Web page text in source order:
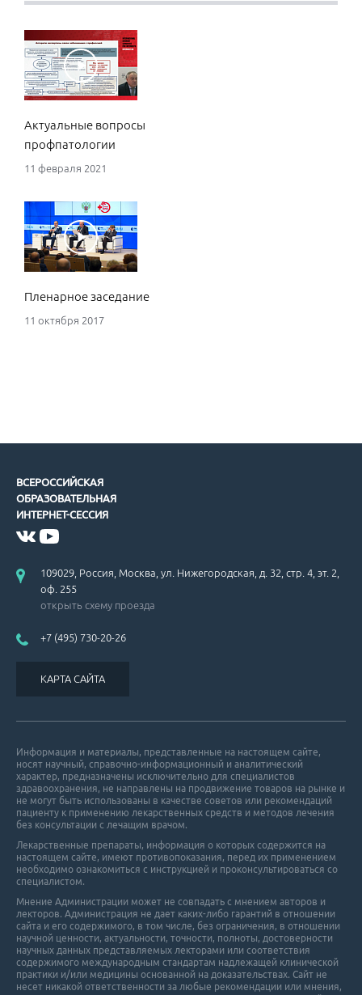
Актуальные вопросы
профпатологии
11 февраля 2021
Пленарное заседание
11 октября 2017
ВСЕРОССИЙСКАЯ
ОБРАЗОВАТЕЛЬНАЯ
ИНТЕРНЕТ-СЕССИЯ
109029, Россия, Москва, ул. Нижегородская, д. 32, стр. 4, эт. 2,
оф. 255
открыть схему проезда
+7 (495) 730-20-26
КАРТА САЙТА
Информация и материалы, представленные на настоящем сайте,
носят научный, справочно-информационный и аналитический
характер, предназначены исключительно для специалистов
здравоохранения, не направлены на продвижение товаров на рынке и
не могут быть использованы в качестве советов или рекомендаций
пациенту к применению лекарственных средств и методов лечения
без консультации с лечащим врачом.
Лекарственные препараты, информация о которых содержится на
настоящем сайте, имеют противопоказания, перед их применением
необходимо ознакомиться с инструкцией и проконсультироваться со
специалистом.
Мнение Администрации может не совпадать с мнением авторов и
лекторов. Администрация не дает каких-либо гарантий в отношении
cайта и его cодержимого, в том числе, без ограничения, в отношении
научной ценности, актуальности, точности, полноты, достоверности
научных данных представляемых лекторами или соответствия
содержимого международным стандартам надлежащей клинической
практики и/или медицины основанной на доказательствах. Сайт не
несет никакой ответственности за любые рекомендации или мнения,